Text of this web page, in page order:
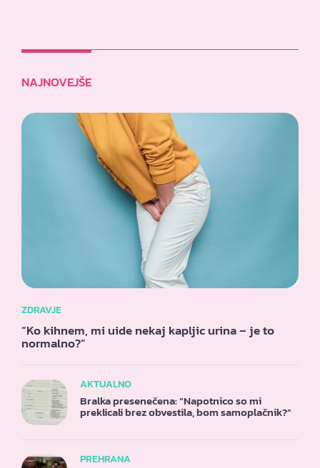
NAJNOVEJŠE
ZDRAVJE
“Ko kihnem, mi uide nekaj kapljic urina – je to
normalno?”
AKTUALNO
Bralka presenečena: “Napotnico so mi
preklicali brez obvestila, bom samoplačnik?”
PREHRANA